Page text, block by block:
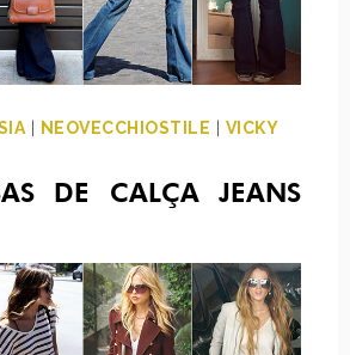
| NEOVECCHIOSTILE VICKY
DE CALÇA JEANS